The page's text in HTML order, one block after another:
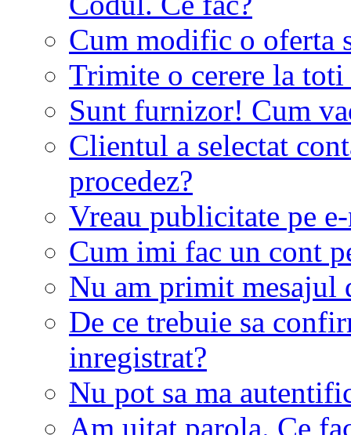
Cum modific o oferta
Trimite o cerere la
Sunt furnizor! Cum
Clientul a selectat
procedez?
Vreau publicitate pe
Cum imi fac un cont
Nu am primit mesajul
De ce trebuie sa
inregistrat?
Nu pot sa ma
Am uitat parola. Ce